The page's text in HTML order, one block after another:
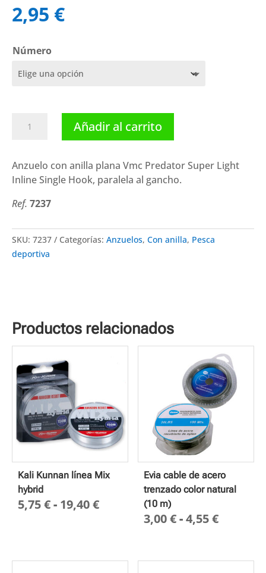
2,95 €
Número
anzuelo
Super
Light
Single
cantidad
Añadir al carrito
Anzuelo con anilla plana Vmc Predator Super Light
Inline Single Hook, paralela al gancho.
Ref. 7237
SKU: 7237 Categorías: Anzuelos, Con anilla, Pesca
deportiva
Productos relacionados
Kali Kunnan línea Mix
hybrid
5,75€- 19,40€Rango
5,75 €
Evia cable de acero
trenzado color natural
(10 m)
3,00€-4,55€Rango
desde